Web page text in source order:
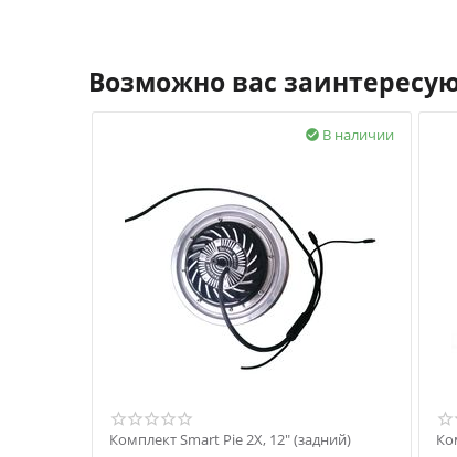
Возможно вас
В наличии

Комплект Smart Pie 2X, 12" (задний)